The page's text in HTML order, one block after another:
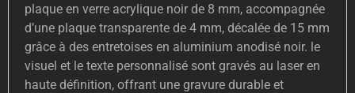
plaque en verre acrylique noir de 8 mm, accompagnée
d’une plaque transparente de 4 mm, décalée de 15 mm
grâce à des entretoises en aluminium anodisé noir. le
visuel et le texte personnalisé sont gravés au laser en
haute définition, offrant une gravure durable et